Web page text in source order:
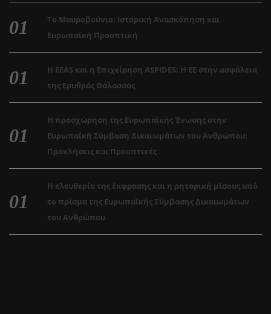
Το Μαυροβούνιο: Ιστορική Ανασκόπηση και
Ευρωπαϊκή Προοπτική
Η EEAS και η Επιχείρηση ASPIDES: Η ΕΕ στην ασφάλεια
της Ερυθράς Θάλασσας
Η προσχώρηση της Ευρωπαϊκής Ένωσης στην
Ευρωπαϊκή Σύμβαση Δικαιωμάτων του Ανθρώπου:
Προκλήσεις και Προοπτικές
Η ελευθερία της έκφρασης και η ρητορική μίσους υπό
το πρίσμα της Ευρωπαϊκής Σύμβασης Δικαιωμάτων
του Ανθρώπου